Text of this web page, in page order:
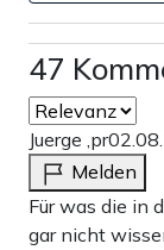
47
Juerge ,pr
Melden
Für was die in
gar nicht